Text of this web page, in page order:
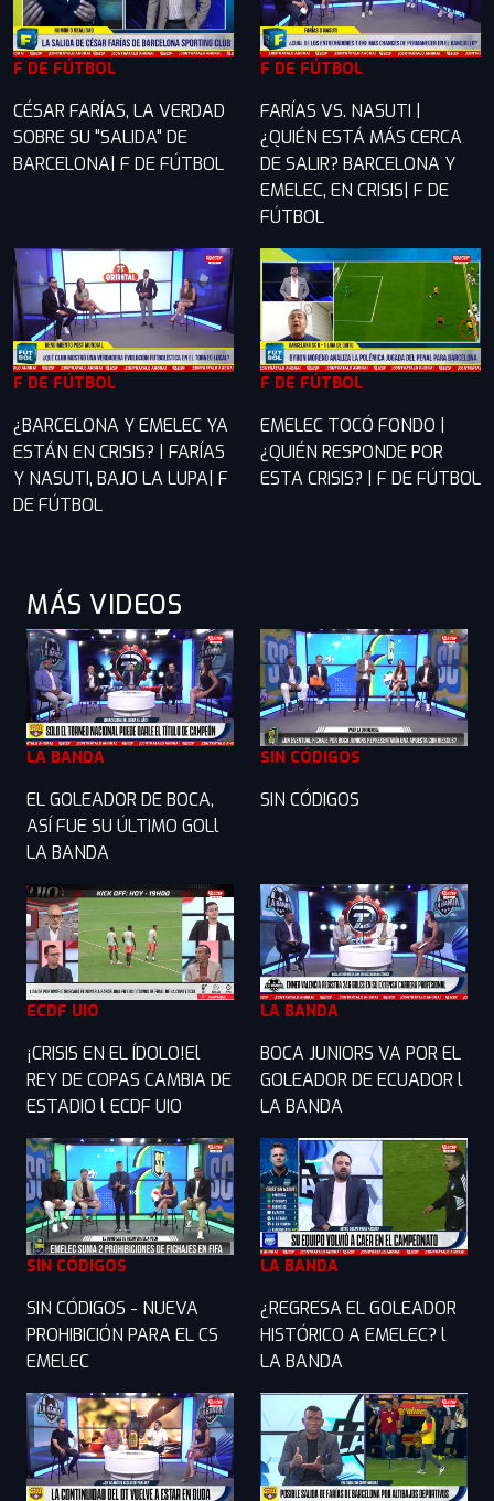
F DE FÚTBOL
CÉSAR FARÍAS, LA VERDAD
SOBRE SU "SALIDA" DE
BARCELONA| F DE FÚTBOL
F DE FÚTBOL
FARÍAS VS. NASUTI |
¿QUIÉN ESTÁ MÁS CERCA
DE SALIR? BARCELONA Y
EMELEC, EN CRISIS| F DE
FÚTBOL
F DE FÚTBOL
¿BARCELONA Y EMELEC YA
ESTÁN EN CRISIS? | FARÍAS
Y NASUTI, BAJO LA LUPA| F
DE FÚTBOL
F DE FÚTBOL
EMELEC TOCÓ FONDO |
¿QUIÉN RESPONDE POR
ESTA CRISIS? | F DE FÚTBOL
MÁS VIDEOS
LA BANDA
EL GOLEADOR DE BOCA,
ASÍ FUE SU ÚLTIMO GOLl
LA BANDA
SIN CÓDIGOS
SIN CÓDIGOS
ECDF UIO
¡CRISIS EN EL ÍDOLO!El
REY DE COPAS CAMBIA DE
ESTADIO l ECDF UIO
LA BANDA
BOCA JUNIORS VA POR EL
GOLEADOR DE ECUADOR l
LA BANDA
SIN CÓDIGOS
SIN CÓDIGOS - NUEVA
PROHIBICIÓN PARA EL CS
EMELEC
LA BANDA
¿REGRESA EL GOLEADOR
HISTÓRICO A EMELEC? l
LA BANDA